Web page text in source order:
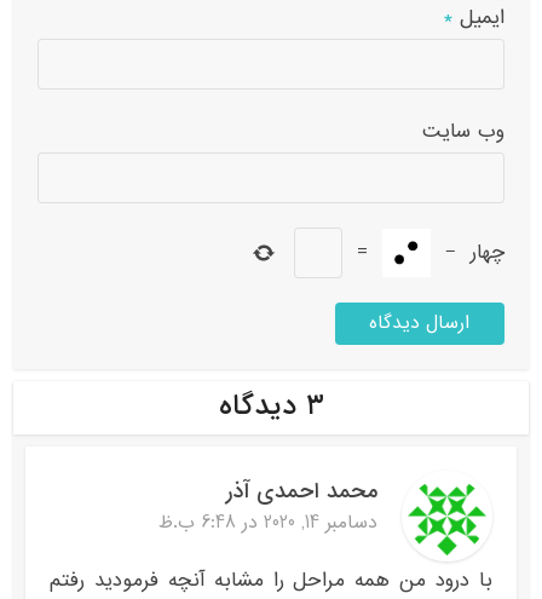
ایمیل*
وب‌ سایت
چهار −
=
۳ دیدگاه
محمد احمدی آذر
دسامبر 14, 2020 در 6:48 ب.ظ
با درود من همه مراحل را مشابه آنچه فرمودید رفتم